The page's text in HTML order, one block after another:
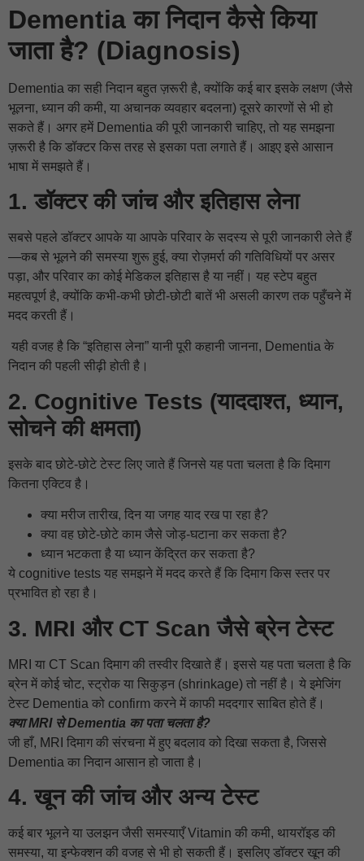
Dementia का निदान कैसे किया
जाता है? (Diagnosis)
Dementia का सही निदान बहुत ज़रूरी है, क्योंकि कई बार इसके लक्षण (जैसे
भूलना, ध्यान की कमी, या अचानक व्यवहार बदलना) दूसरे कारणों से भी हो
सकते हैं। अगर हमें Dementia की पूरी जानकारी चाहिए, तो यह समझना
ज़रूरी है कि डॉक्टर किस तरह से इसका पता लगाते हैं। आइए इसे आसान
भाषा में समझते हैं।
1. डॉक्टर की जांच और इतिहास लेना
सबसे पहले डॉक्टर आपके या आपके परिवार के सदस्य से पूरी जानकारी लेते हैं
—कब से भूलने की समस्या शुरू हुई, क्या रोज़मर्रा की गतिविधियों पर असर
पड़ा, और परिवार का कोई मेडिकल इतिहास है या नहीं। यह स्टेप बहुत
महत्वपूर्ण है, क्योंकि कभी-कभी छोटी-छोटी बातें भी असली कारण तक पहुँचने में
मदद करती हैं।
यही वजह है कि “इतिहास लेना” यानी पूरी कहानी जानना, Dementia के
निदान की पहली सीढ़ी होती है।
2. Cognitive Tests (याददाश्त, ध्यान,
सोचने की क्षमता)
इसके बाद छोटे-छोटे टेस्ट लिए जाते हैं जिनसे यह पता चलता है कि दिमाग
कितना एक्टिव है।
क्या मरीज तारीख, दिन या जगह याद रख पा रहा है?
क्या वह छोटे-छोटे काम जैसे जोड़-घटाना कर सकता है?
ध्यान भटकता है या ध्यान केंद्रित कर सकता है?
ये cognitive tests यह समझने में मदद करते हैं कि दिमाग किस स्तर पर
प्रभावित हो रहा है।
3. MRI और CT Scan जैसे ब्रेन टेस्ट
MRI या CT Scan दिमाग की तस्वीर दिखाते हैं। इससे यह पता चलता है कि
ब्रेन में कोई चोट, स्ट्रोक या सिकुड़न (shrinkage) तो नहीं है। ये इमेजिंग
टेस्ट Dementia को confirm करने में काफी मददगार साबित होते हैं।
क्या MRI से Dementia का पता चलता है?
जी हाँ, MRI दिमाग की संरचना में हुए बदलाव को दिखा सकता है, जिससे
Dementia का निदान आसान हो जाता है।
4. खून की जांच और अन्य टेस्ट
कई बार भूलने या उलझन जैसी समस्याएँ Vitamin की कमी, थायरॉइड की
समस्या, या इन्फेक्शन की वजह से भी हो सकती हैं। इसलिए डॉक्टर खून की